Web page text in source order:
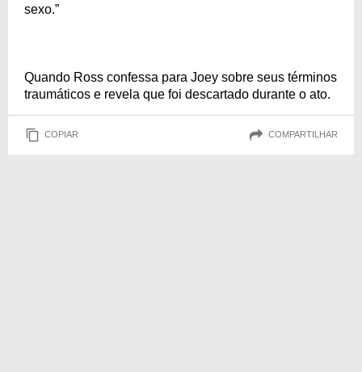
sexo.”
Quando Ross confessa para Joey sobre seus términos
traumáticos e revela que foi descartado durante o ato.
COPIAR COMPARTILHAR